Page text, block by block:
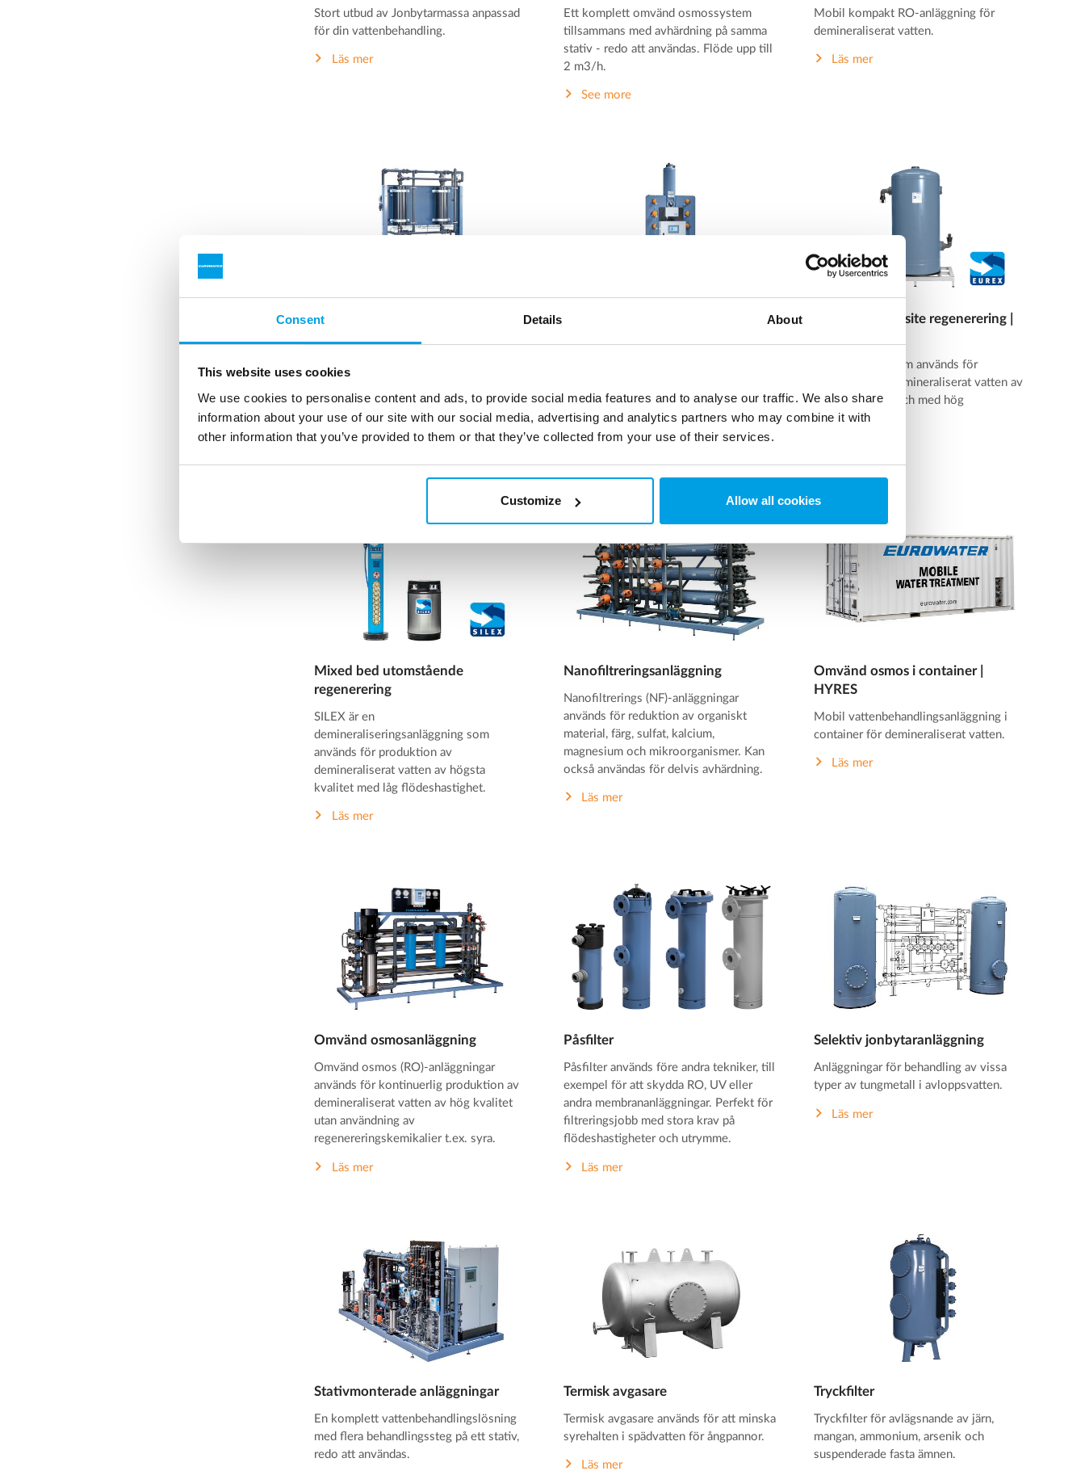
Consent Details About
This website uses cookies
We use cookies to personalise content and ads, to provide social media features and to analyse our traffic. We also share
information about your use of our site with our social media, advertising and analytics partners who may combine it with
other information that you’ve provided to them or that they’ve collected from your use of their services.
Customize Allow all cookies
Stort utbud av Jonbytarmassa anpassad
för din vattenbehandling.
Läs mer
Ett komplett omvänd osmossystem
tillsammans med avhärdning på samma
stativ - redo att användas. Flöde upp till
2 m3/h.
See more
Mobil kompakt RO-anläggning för
demineraliserat vatten.
Läs mer
Membranavgasare
Membranavgasare för avlägsnande av
Läs mer
Mixed bed-anläggning som används för
Läs mer
Mixed bed off-site regenerering |
Mobil EUREX som används för
produktion av demineraliserat vatten av
högsta kvalitet och med hög
flödeshastighet.
Mixed bed utomstående
regenerering
SILEX är en
demineraliseringsanläggning som
används för produktion av
demineraliserat vatten av högsta
kvalitet med låg flödeshastighet.
Läs mer
Nanofiltreringsanläggning
Nanofiltrerings (NF)-anläggningar
används för reduktion av organiskt
material, färg, sulfat, kalcium,
magnesium och mikroorganismer. Kan
också användas för delvis avhärdning.
Läs mer
Omvänd osmos i container |
HYRES
Mobil vattenbehandlingsanläggning i
container för demineraliserat vatten.
Läs mer
Omvänd osmosanläggning
Omvänd osmos (RO)-anläggningar
används för kontinuerlig produktion av
demineraliserat vatten av hög kvalitet
utan användning av
regenereringskemikalier t.ex. syra.
Läs mer
Påsfilter
Påsfilter används före andra tekniker, till
exempel för att skydda RO, UV eller
andra membrananläggningar. Perfekt för
filtreringsjobb med stora krav på
flödeshastigheter och utrymme.
Läs mer
Selektiv jonbytaranläggning
Anläggningar för behandling av vissa
typer av tungmetall i avloppsvatten.
Läs mer
Stativmonterade anläggningar
En komplett vattenbehandlingslösning
med flera behandlingssteg på ett stativ,
redo att användas.
Termisk avgasare
Termisk avgasare används för att minska
syrehalten i spädvatten för ångpannor.
Läs mer
Tryckfilter
Tryckfilter för avlägsnande av järn,
mangan, ammonium, arsenik och
suspenderade fasta ämnen.